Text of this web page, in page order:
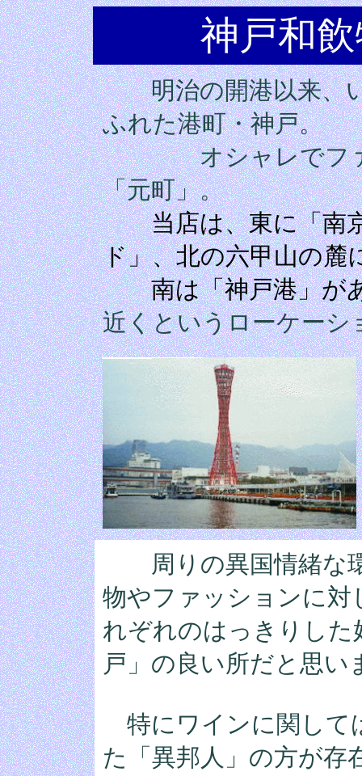
神戸和
明治の開港以来、い
ふれた港町・神戸。
オシャレでフ
「元町」。
当店は、東に「南京
ド」、北の六甲山の麓
南は「神戸港」があ
近くというローケーシ
周りの異国情緒な
物やファッションに
れぞれのはっきりし
戸」の良い所だと思い
特にワインに関して
た「異邦人」の方が存